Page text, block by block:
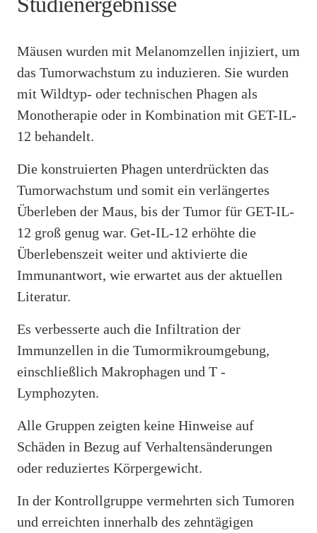
Mäusen wurden mit Melanomzellen injiziert, um
das Tumorwachstum zu induzieren. Sie wurden
mit Wildtyp- oder technischen Phagen als
Monotherapie oder in Kombination mit GET-IL-
12 behandelt.
Die konstruierten Phagen unterdrückten das
Tumorwachstum und somit ein verlängertes
Überleben der Maus, bis der Tumor für GET-IL-
12 groß genug war. Get-IL-12 erhöhte die
Überlebenszeit weiter und aktivierte die
Immunantwort, wie erwartet aus der aktuellen
Literatur.
Es verbesserte auch die Infiltration der
Immunzellen in die Tumormikroumgebung,
einschließlich Makrophagen und T -
Lymphozyten.
Alle Gruppen zeigten keine Hinweise auf
Schäden in Bezug auf Verhaltensänderungen
oder reduziertes Körpergewicht.
In der Kontrollgruppe vermehrten sich Tumoren
und erreichten innerhalb des zehntägigen